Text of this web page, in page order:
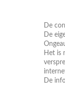
De
De
Het is
De